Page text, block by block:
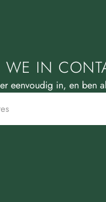
WE IN
eenvoudig in, en ben